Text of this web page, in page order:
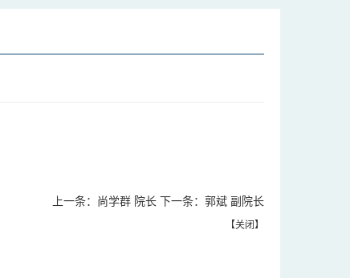
上一条： 尚学群 院长 下一条： 郭斌 副院长
【关闭】